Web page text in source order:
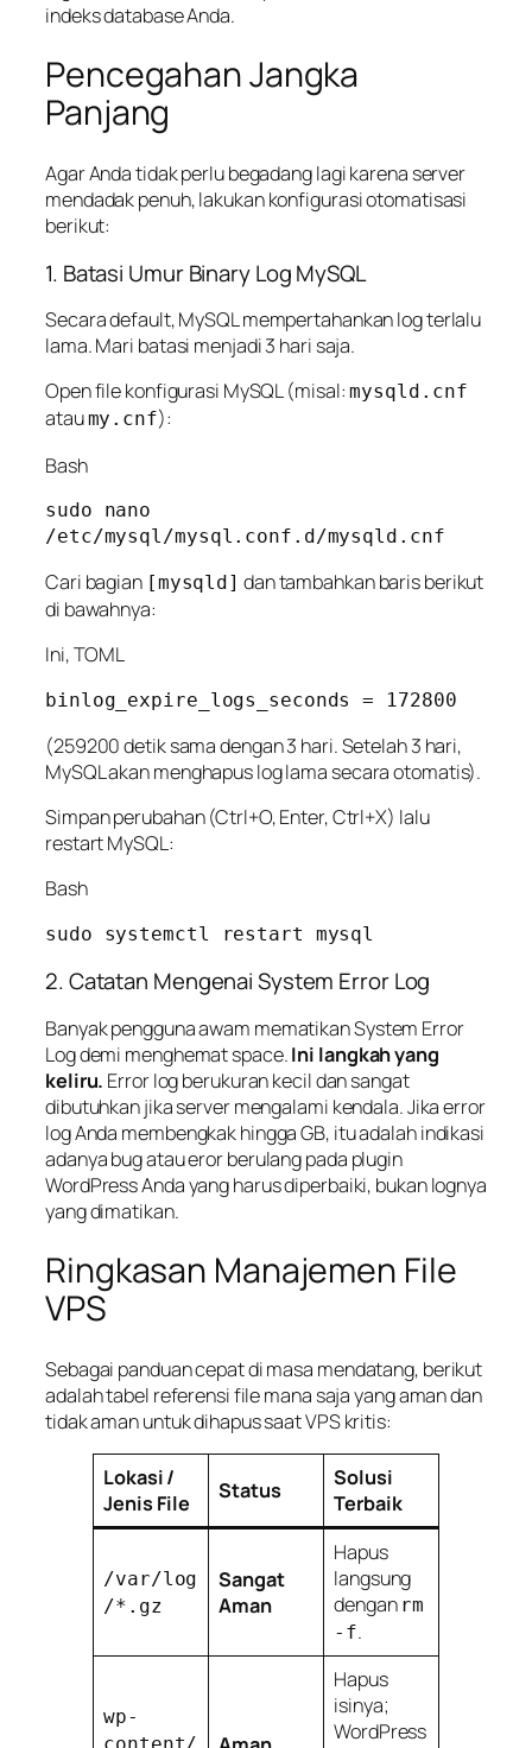
indeks database Anda.
Pencegahan Jangka
Panjang
Agar Anda tidak perlu begadang lagi karena server
mendadak penuh, lakukan konfigurasi otomatisasi
berikut:
1. Batasi Umur Binary Log MySQL
Secara default, MySQL mempertahankan log terlalu
lama. Mari batasi menjadi 3 hari saja.
Open file konfigurasi MySQL (misal:mysqld.cnf
ataumy.cnf):
Bash
sudo nano
Cari bagian [mysqld] dan tambahkan baris berikut
di bawahnya:
Ini, TOML
(259200 detik sama dengan 3 hari. Setelah 3 hari,
MySQL akan menghapus log lama secara otomatis).
Simpan perubahan (Ctrl+O, Enter, Ctrl+X) lalu
restart MySQL:
Bash
2. Catatan Mengenai System Error Log
Banyak pengguna awam mematikanSystem Error
Logdemi menghemat space.Ini langkah yang
keliru. Error log berukuran kecil dan sangat
dibutuhkan jika server mengalami kendala. Jika error
log Anda membengkak hingga GB, itu adalah indikasi
adanyabugatau eror berulang pada plugin
WordPress Anda yang harus diperbaiki, bukan lognya
yang dimatikan.
Ringkasan Manajemen File
VPS
Sebagai panduan cepat di masa mendatang, berikut
adalah tabel referensi file mana saja yang aman dan
tidak aman untuk dihapus saat VPS kritis:
Lokasi /
Jenis File
Status
Solusi
Terbaik
/var/log
/*.gz
Sangat
Aman
Hapus
langsung
dengan rm
-f.
wp-
Hapus
isinya;
WordPress